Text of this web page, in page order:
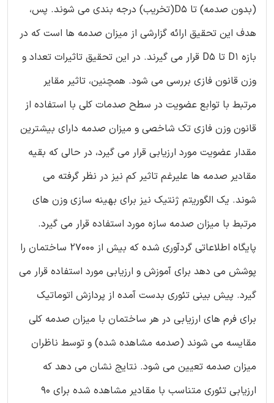
(بدون صدمه) تا D5(تخریب) درجه بندی می شوند. پس،
هدف این تحقیق ارائه گزارشی از میزان صدمه ها است که در
بازه D1 تا D5 قرار می گیرند. در این تحقیق تاثیرات تعداد و
وزن قانون فازی بررسی می شود. همچنین، تاثیر مقایر
مرتبط با توابع عضویت در سطح صدمات کلی با استفاده از
قانون وزن فازی تک شاخصی و میزان صدمه دارای بیشترین
مقدار عضویت مورد ارزیابی قرار می گیرد، در حالی که بقیه
مقادیر صدمه ها علیرغم تاثیر کم نیز در نظر گرفته می
شوند. یک الگوریتم ژنتیک نیز برای بهینه سازی وزن های
مرتبط با میزان صدمه سازه مورد استفاده قرار می گیرد.
پایگاه اطلاعاتی گردآوری شده که بیش از 27000 ساختمان را
پوشش می دهد برای آموزش و ارزیابی مورد استفاده قرار می
گیرد. پیش بینی تئوری بدست آمده از پردازش اتوماتیک
برای فرم های ارزیابی در هر ساختمان با میزان صدمه کلی
مقایسه می شوند (صدمه مشاهده شده) و توسط ناظران
میزان صدمه تعیین می شود. نتایج نشان می دهد که
ارزیابی تئوری متناسب با مقادیر مشاهده شده برای 90